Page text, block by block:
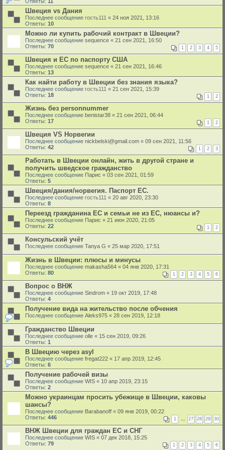
Швеция vs Дания
Последнее сообщение гость111 « 24 ноя 2021, 13:16
Ответы: 10
Можно ли купить рабочий контракт в Швеции?
Последнее сообщение sequence « 21 сен 2021, 16:50
Ответы: 70 1 2 3 4 5
Швеция и ЕС по паспорту США
Последнее сообщение sequence « 21 сен 2021, 16:46
Ответы: 13
Как найти работу в Швеции без знания языка?
Последнее сообщение гость111 « 21 сен 2021, 15:39
Ответы: 18 1 2
Жизнь без personnummer
Последнее сообщение benistar38 « 21 сен 2021, 06:44
Ответы: 17 1 2
Швеция VS Норвегии
Последнее сообщение nickbelski@gmail.com « 09 сен 2021, 11:56
Ответы: 42 1 2 3
Работать в Швеции онлайн, жить в другой стране и
получить шведское гражданство
Последнее сообщение Парис « 03 сен 2021, 01:59
Ответы: 5
Швеция/дания/норвегия. Паспорт ЕС.
Последнее сообщение гость111 « 20 авг 2020, 23:30
Ответы: 8
Переезд гражданина ЕС и семьи не из ЕС, нюансы и?
Последнее сообщение Парис « 21 июн 2020, 21:05
Ответы: 22 1 2
Консульский учёт
Последнее сообщение Tanya G « 25 мар 2020, 17:51
Жизнь в Швеции: плюсы и минусы
Последнее сообщение makasha564 « 04 янв 2020, 17:31
Ответы: 80 1 2 3 4 5 6
Вопрос о ВНЖ
Последнее сообщение Sindrom « 19 окт 2019, 17:48
Ответы: 4
Получение вида на жительство после обчения
Последнее сообщение Aleks975 « 28 сен 2019, 12:18
Гражданство Швеции
Последнее сообщение olle « 15 сен 2019, 09:26
Ответы: 1
В Швецию через asyl
Последнее сообщение fregat222 « 17 апр 2019, 12:45
Ответы: 6
Получение рабочей визы
Последнее сообщение WIS « 10 апр 2019, 23:15
Ответы: 2
Можно украинцам просить убежище в Швеции, каковы
шансы?
Последнее сообщение Barabanoff « 09 янв 2019, 00:22
Ответы: 446 1 … 27 28 29 30
ВНЖ Швеции для граждан ЕС и СНГ
Последнее сообщение WIS « 07 дек 2018, 15:25
Ответы: 79 1 2 3 4 5 6